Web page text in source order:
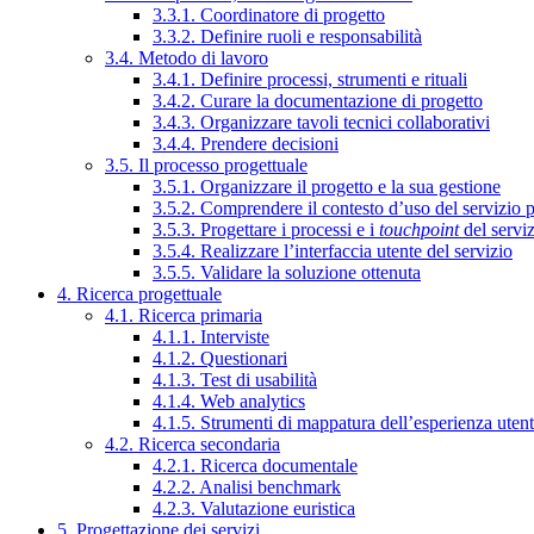
3.3.1. Coordinatore di progetto
3.3.2. Definire ruoli e responsabilità
3.4. Metodo di lavoro
3.4.1. Definire processi, strumenti e rituali
3.4.2. Curare la documentazione di progetto
3.4.3. Organizzare tavoli tecnici collaborativi
3.4.4. Prendere decisioni
3.5. Il processo progettuale
3.5.1. Organizzare il progetto e la sua gestione
3.5.2. Comprendere il contesto d’uso del servizio
3.5.3. Progettare i processi e i touchpointdel
3.5.4. Realizzare l’interfaccia utente del servizio
3.5.5. Validare la soluzione ottenuta
4. Ricerca progettuale
4.1. Ricerca primaria
4.1.1. Interviste
4.1.2. Questionari
4.1.3. Test di usabilità
4.1.4. Web analytics
4.1.5. Strumenti di mappatura dell’esperienza
4.2. Ricerca secondaria
4.2.1. Ricerca documentale
4.2.2. Analisi benchmark
4.2.3. Valutazione euristica
5. Progettazione dei servizi